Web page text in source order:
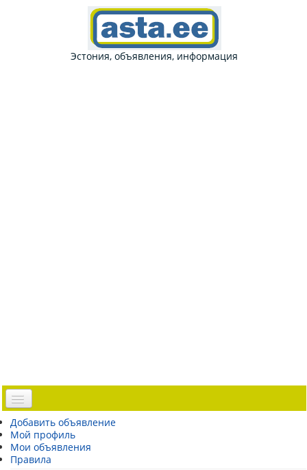
Эстония, объявления, информация
Доска объявлений
Погода Эстонии
Открытки
Добавить объявление
Мой профиль
Мои объявления
Правила